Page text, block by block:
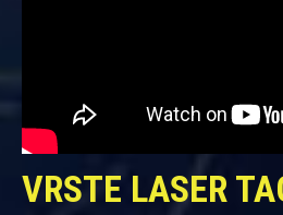
VRSTE LASER